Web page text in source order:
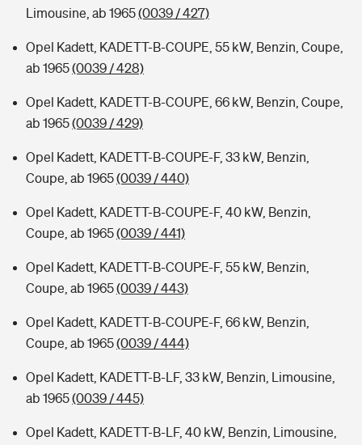
Limousine, ab 1965(0039 / 427)
Opel Kadett, KADETT-B-COUPE, 55 kW, Benzin, Coupe,
ab 1965(0039 / 428)
Opel Kadett, KADETT-B-COUPE, 66 kW, Benzin, Coupe,
ab 1965(0039 / 429)
Opel Kadett, KADETT-B-COUPE-F, 33 kW, Benzin,
Coupe, ab 1965(0039 / 440)
Opel Kadett, KADETT-B-COUPE-F, 40 kW, Benzin,
Coupe, ab 1965(0039 / 441)
Opel Kadett, KADETT-B-COUPE-F, 55 kW, Benzin,
Coupe, ab 1965(0039 / 443)
Opel Kadett, KADETT-B-COUPE-F, 66 kW, Benzin,
Coupe, ab 1965(0039 / 444)
Opel Kadett, KADETT-B-LF, 33 kW, Benzin, Limousine,
ab 1965(0039 / 445)
Opel Kadett, KADETT-B-LF, 40 kW, Benzin, Limousine,